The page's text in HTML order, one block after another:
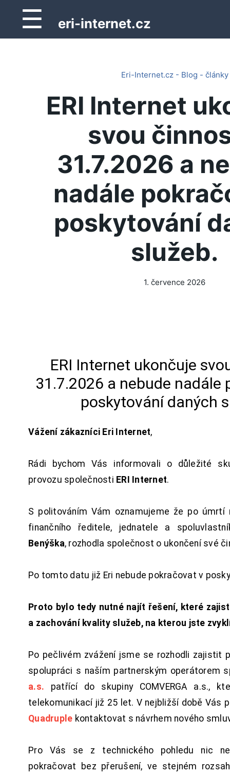
☰ eri-internet.cz
Eri-Internet.cz - Blog - články
ERI Internet
svou
31.7.2026 a
nadále
poskytování
služeb.
1. července 2026
ERI Internet ukončuje
31.7.2026 a nebude nadále
poskytování daných
Vážení zákazníci Eri Internet,
Rádi bychom Vás informovali o důležité
provozu společnosti ERI Internet.
S politováním Vám oznamujeme že po úmrtí
finančního ředitele, jednatele a
Benýška, rozhodla společnost o ukončení své
Po tomto datu již Eri nebude pokračovat v
Proto bylo tedy nutné najít řešení, které
a zachování kvality služeb, na kterou jste
Po pečlivém zvážení jsme se rozhodli zajistit
spolupráci s naším partnerským operátorem
a.s. patřící do skupiny COMVERGA a.s.,
telekomunikací již 25 let. V nejbližší době Vás
Quadruple kontaktovat s návrhem nového
Pro Vás se z technického pohledu nic
pokračovat bez přerušení, ve stejném